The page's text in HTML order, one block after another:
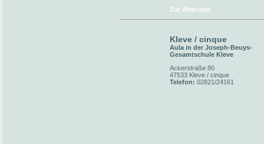
Zur Webseite
Kleve / cinque
Aula in der Joseph-Beuys-
Gesamtschule Kleve
Ackerstraße 80
47533 Kleve / cinque
Telefon: 02821/24161